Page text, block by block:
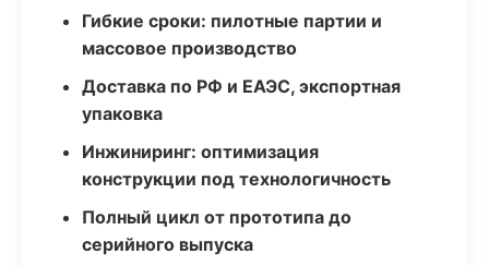
Гибкие сроки: пилотные партии и
массовое производство
Доставка по РФ и ЕАЭС, экспортная
упаковка
Инжиниринг: оптимизация
конструкции под технологичность
Полный цикл от прототипа до
серийного выпуска